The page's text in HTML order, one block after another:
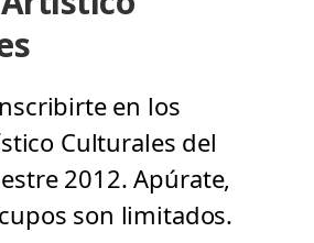
en los
Culturales del
2012. Apúrate,
son limitados.